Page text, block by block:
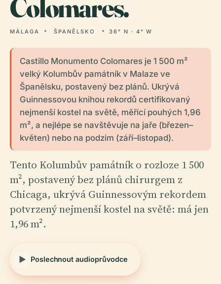
Colomares.
MÁLAGA ŠPANĚLSKO 36° N · 4° W
Castillo Monumento Colomares je 1 500 m²
velký Kolumbův památník v Malaze ve
Španělsku, postavený bez plánů. Ukrývá
Guinnessovou knihou rekordů certifikovaný
nejmenší kostel na světě, měřící pouhých 1,96
m², a nejlépe se navštěvuje na jaře (březen–
květen) nebo na podzim (září–listopad).
Tento Kolumbův památník o rozloze 1 500
m², postavený bez plánů chirurgem z
Chicaga, ukrývá Guinnessovým rekordem
potvrzený nejmenší kostel na světě: má jen
1,96 m².
Poslechnout audioprůvodce